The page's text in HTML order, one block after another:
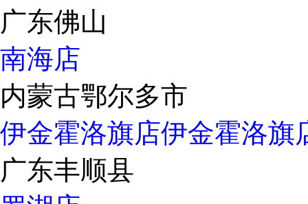
广东佛山
南海店
内蒙古鄂尔多市
伊金霍洛旗店伊金霍洛旗
广东丰顺县